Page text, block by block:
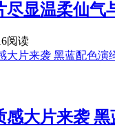
尽显温柔仙气
阅读
感大片来袭